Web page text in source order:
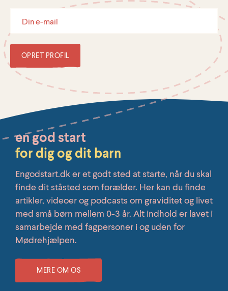
OPRET PROFIL
en god start
for dig og dit barn
Engodstart.dk er et godt sted at starte, når du skal
finde dit ståsted som forælder. Her kan du finde
artikler, videoer og podcasts om graviditet og livet
med små børn mellem 0-3 år. Alt indhold er lavet i
samarbejde med fagpersoner i og uden for
Mødrehjælpen.
MERE OM OS